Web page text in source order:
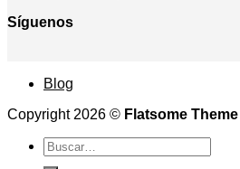
Síguenos
Blog
Copyright 2026 © Flatsome Theme
Buscar
por: